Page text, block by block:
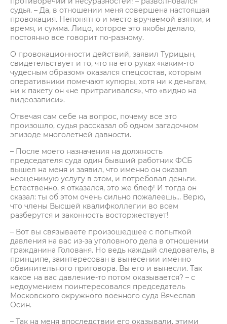
судья. – Да, в отношении меня совершена настоящая
провокация. Непонятно и место вручаемой взятки, и
время, и сумма. Лицо, которое это якобы делало,
постоянно все говорит по-разному.
О провокационности действий, заявил Турицын,
свидетельствует и то, что на его руках «каким-то
чудесным образом» оказался спецсостав, которым
оперативники помечают купюры, хотя ни к деньгам,
ни к пакету он «не притрагивался», что «видно на
видеозаписи».
Отвечая сам себе на вопрос, почему все это
произошло, судья рассказал об одном загадочном
эпизоде многолетней давности.
– После моего назначения на должность
председателя суда один бывший работник ФСБ
вышел на меня и заявил, что именно он оказал
неоценимую услугу в этом, и потребовал деньги.
Естественно, я отказался, это же блеф! И тогда он
сказал: ты об этом очень сильно пожалеешь… Верю,
что члены Высшей квалифколлегии во всем
разберутся и законность восторжествует!
– Вот вы связываете произошедшее с попыткой
давления на вас из-за уголовного дела в отношении
гражданина Голованя. Но ведь каждый следователь, в
принципе, заинтересован в вынесении именно
обвинительного приговора. Вы его и вынесли. Так
какое на вас давление-то потом оказывается? – с
недоумением поинтересовался председатель
Московского окружного военного суда Вячеслав
Осин.
– Так на меня впоследствии его оказывали, этими